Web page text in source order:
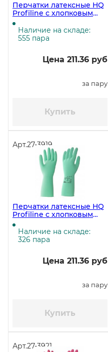
Перчатки латексные HQ
Profiline с хлопковым
напылением, размер M
(7,5-8), зелёные
Наличие на складе:
555 пара
Цена 211.36 руб
за пару
Купить
Арт.27-3919
Перчатки латексные HQ
Profiline с хлопковым
напылением, размер XL
(9,5-10), зелёные (ЧЗ)
Наличие на складе:
326 пара
Цена 211.36 руб
за пару
Купить
Арт.27-3921